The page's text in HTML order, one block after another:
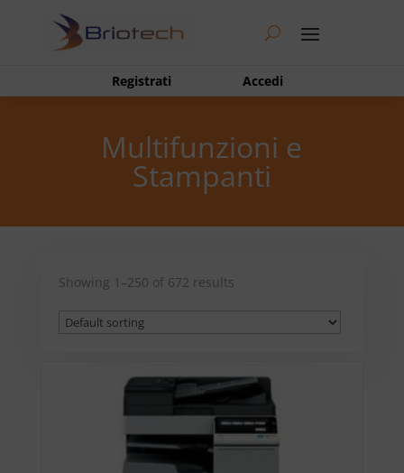
Registrati Accedi
Multifunzioni e
Stampanti
Showing 1–250 of 672 results